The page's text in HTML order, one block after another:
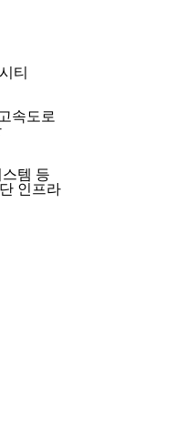
티
속도로
템 등
인프라